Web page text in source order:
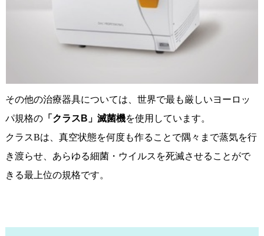
その他の治療器具については、世界で最も厳しいヨーロッ
パ規格の「クラスB」滅菌機を使用しています。
クラスBは、真空状態を何度も作ることで隅々まで蒸気を行
き渡らせ、あらゆる細菌・ウイルスを死滅させることがで
きる最上位の規格です。